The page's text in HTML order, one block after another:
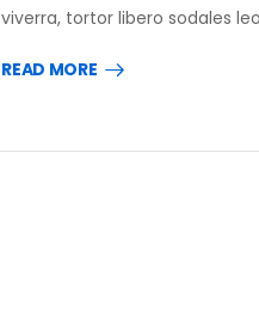
viverra, tortor libero sodales
READ MORE